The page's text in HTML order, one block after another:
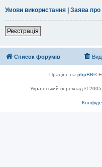
Умови використання | Заява про
Реєстрація
Список форумів
Працює на phpBB®
Український переклад ©